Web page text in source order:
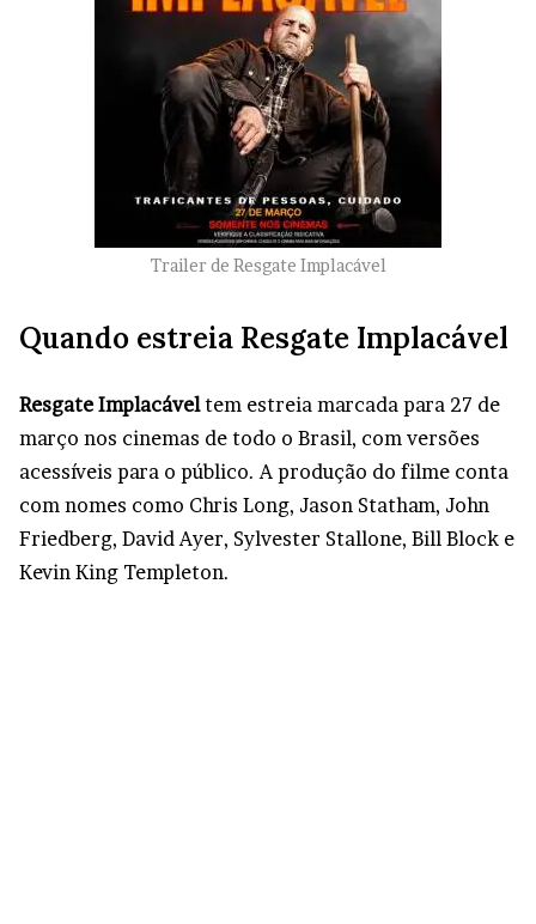
Trailer de Resgate Implacável
Quando estreia Resgate Implacável
Resgate Implacáveltem estreia marcada para 27 de
março nos cinemas de todo o Brasil, com versões
acessíveis para o público. A produção do filme conta
com nomes como Chris Long, Jason Statham, John
Friedberg, David Ayer, Sylvester Stallone, Bill Block e
Kevin King Templeton.